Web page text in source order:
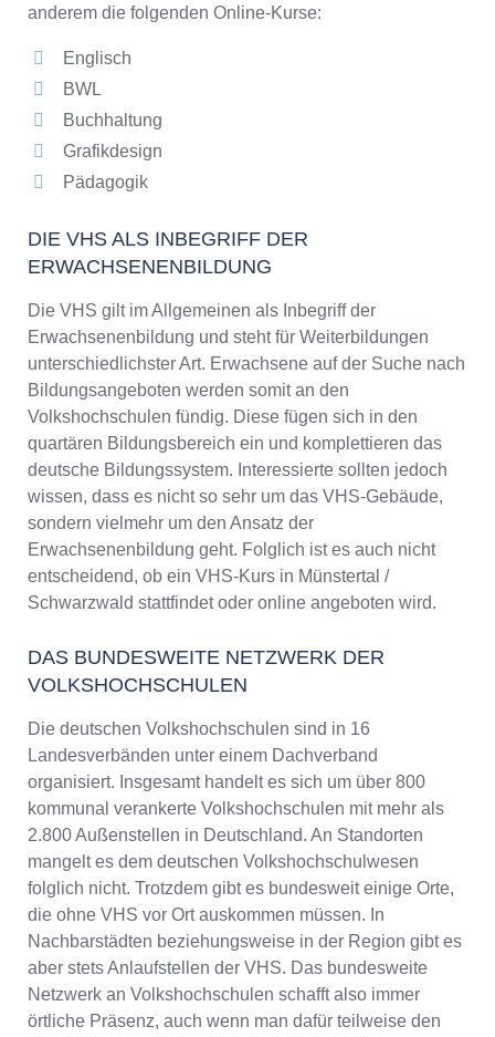
anderem die folgenden Online-Kurse:
Englisch
BWL
Buchhaltung
Grafikdesign
Pädagogik
DIE VHS ALS INBEGRIFF DER
ERWACHSENENBILDUNG
Die VHS gilt im Allgemeinen als Inbegriff der
Erwachsenenbildung und steht für Weiterbildungen
unterschiedlichster Art. Erwachsene auf der Suche nach
Bildungsangeboten werden somit an den
Volkshochschulen fündig. Diese fügen sich in den
quartären Bildungsbereich ein und komplettieren das
deutsche Bildungssystem. Interessierte sollten jedoch
wissen, dass es nicht so sehr um das VHS-Gebäude,
sondern vielmehr um den Ansatz der
Erwachsenenbildung geht. Folglich ist es auch nicht
entscheidend, ob ein VHS-Kurs in Münstertal /
Schwarzwald stattfindet oder online angeboten wird.
DAS BUNDESWEITE NETZWERK DER
VOLKSHOCHSCHULEN
Die deutschen Volkshochschulen sind in 16
Landesverbänden unter einem Dachverband
organisiert. Insgesamt handelt es sich um über 800
kommunal verankerte Volkshochschulen mit mehr als
2.800 Außenstellen in Deutschland. An Standorten
mangelt es dem deutschen Volkshochschulwesen
folglich nicht. Trotzdem gibt es bundesweit einige Orte,
die ohne VHS vor Ort auskommen müssen. In
Nachbarstädten beziehungsweise in der Region gibt es
aber stets Anlaufstellen der VHS. Das bundesweite
Netzwerk an Volkshochschulen schafft also immer
örtliche Präsenz, auch wenn man dafür teilweise den